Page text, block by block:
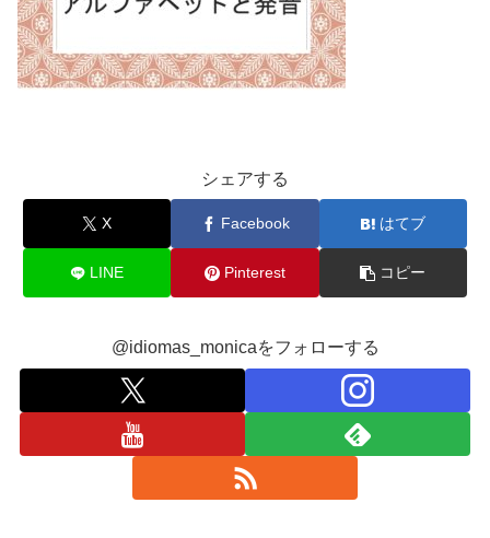
シェアする
X Facebook はてブ
LINE Pinterest コピー
@idiomas_monicaをフォローする